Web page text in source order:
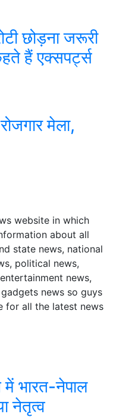
छोड़ना जरूरी
हैं एक्सपर्ट्स
मेला,
website in which
about all
state news, national
political news,
news,
news so guys
for all the latest news
भारत-नेपाल
नेतृत्व